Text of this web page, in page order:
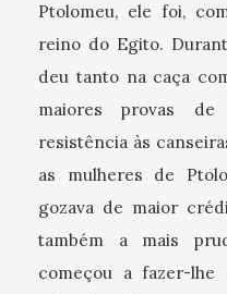
Ptolomeu, ele foi,
reino do Egito.
deu tanto na caça
maiores provas
resistência às
as mulheres de
gozava de maior
também a mais
começou a fazer-lhe